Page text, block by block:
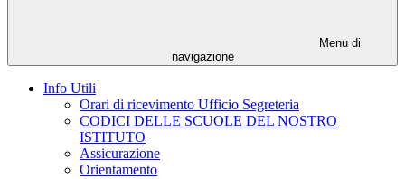
Menu di
navigazione
Info Utili
Orari di ricevimento Ufficio Segreteria
CODICI DELLE SCUOLE DEL NOSTRO
ISTITUTO
Assicurazione
Orientamento